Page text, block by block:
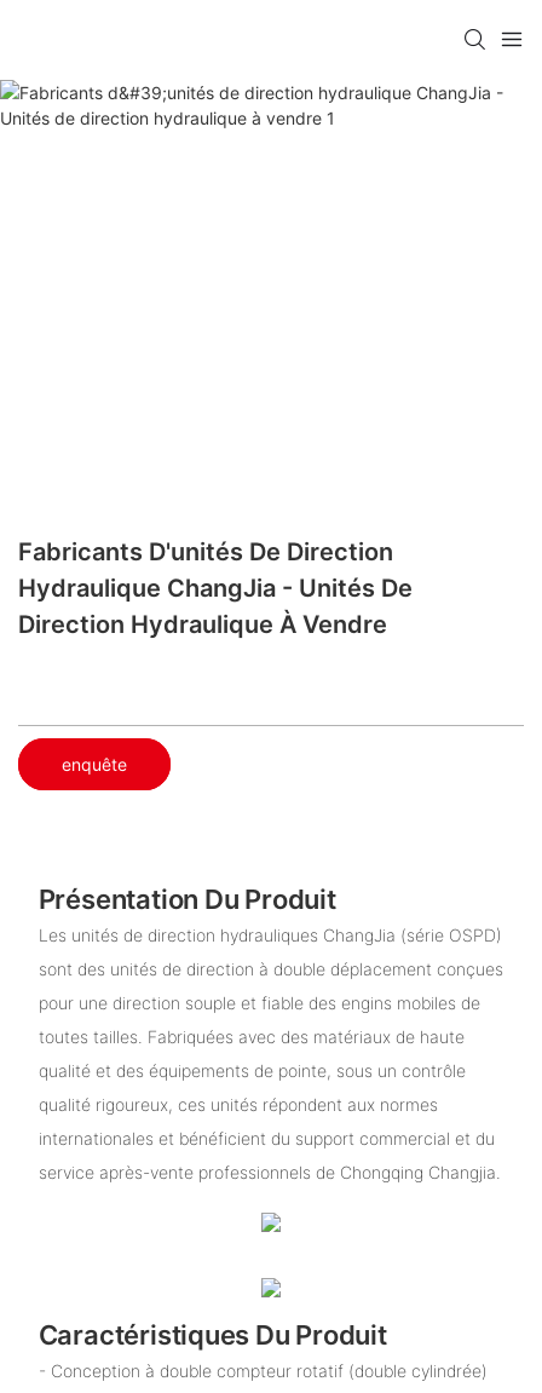
Fabricants D'unités De Direction
Hydraulique ChangJia - Unités De
Direction Hydraulique À Vendre
enquête
Présentation Du Produit
Les unités de direction hydrauliques ChangJia (série OSPD)
sont des unités de direction à double déplacement conçues
pour une direction souple et fiable des engins mobiles de
toutes tailles. Fabriquées avec des matériaux de haute
qualité et des équipements de pointe, sous un contrôle
qualité rigoureux, ces unités répondent aux normes
internationales et bénéficient du support commercial et du
service après-vente professionnels de Chongqing Changjia.
Caractéristiques Du Produit
- Conception à double compteur rotatif (double cylindrée)